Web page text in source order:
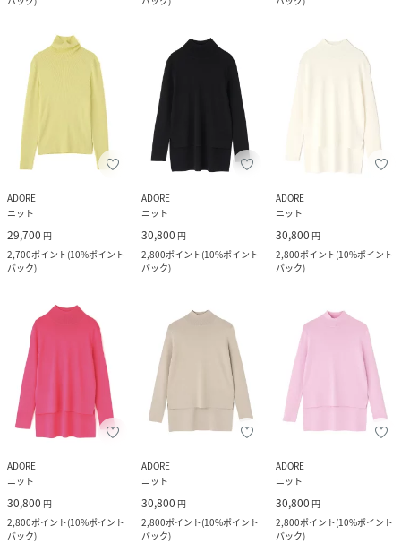
ADORE
ニット
29,700 円
2,700ポイント(10%ポイント
バック)
ADORE
ニット
30,800 円
2,800ポイント(10%ポイント
バック)
ADORE
ニット
30,800 円
2,800ポイント(10%ポイント
バック)
ADORE
ニット
30,800 円
2,800ポイント(10%ポイント
バック)
ADORE
ニット
30,800 円
2,800ポイント(10%ポイント
バック)
ADORE
ニット
30,800 円
2,800ポイント(10%ポイント
バック)